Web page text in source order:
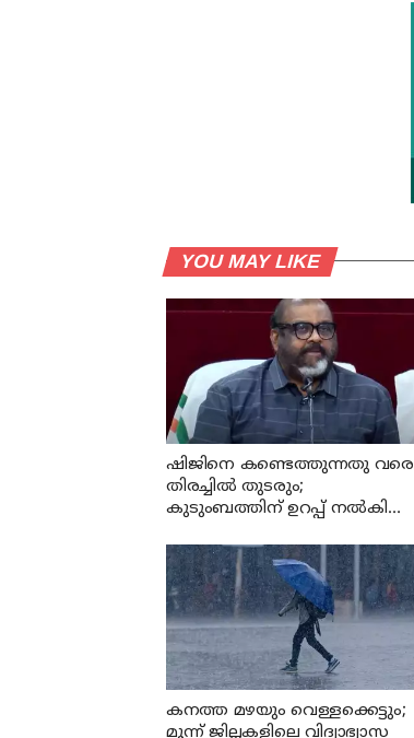
YOU MAY LIKE
ഷിജിനെ കണ്ടെത്തുന്നതു വരെ
തിരച്ചില്‍ തുടരും;
കുടുംബത്തിന് ഉറപ്പ് നല്‍കി
കനത്ത മഴയും വെള്ളക്കെട്ടും;
മൂന്ന്‌ ജില്ലകളിലെ വിദ്യാഭ്യാസ